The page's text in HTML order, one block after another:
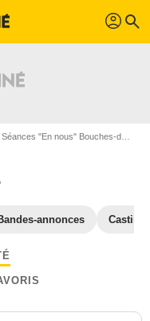
profil search
Séances "En nous" Bouches-du-Rhône
annonces Casting